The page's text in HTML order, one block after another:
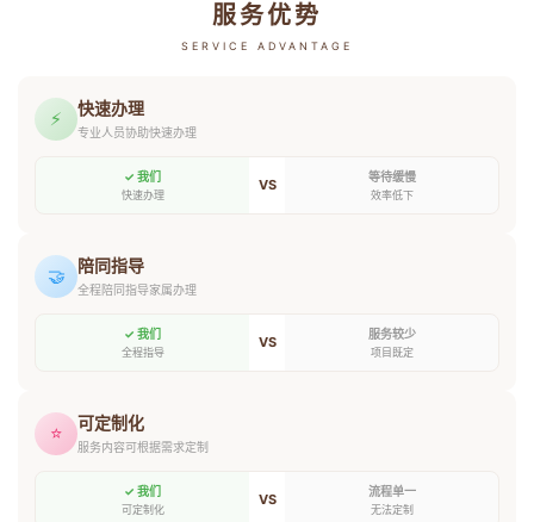
服务优势
SERVICE ADVANTAGE
⚡ 快速办理
专业人员协助快速办理
✓ 我们
快速办理
VS 等待缓慢
效率低下
🤝 陪同指导
全程陪同指导家属办理
✓ 我们
全程指导
VS 服务较少
项目既定
⭐ 可定制化
服务内容可根据需求定制
✓ 我们
可定制化
VS 流程单一
无法定制